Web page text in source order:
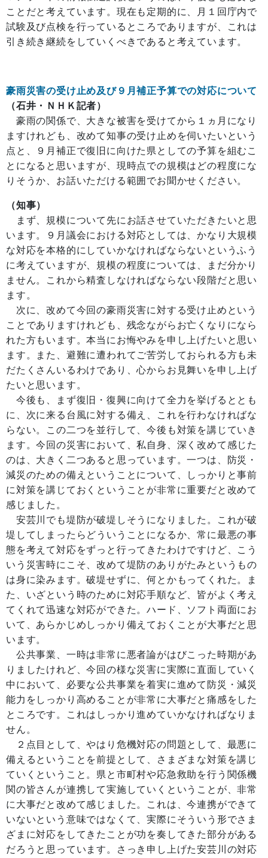
ことだと考えています。現在も定期的に、月１回庁内で
試験及び点検を行っているところでありますが、これは
引き続き継続をしていくべきであると考えています。
豪雨災害の受け止め及び９月補正予算での対応について
（石井・ＮＨＫ記者）
豪雨の関係で、大きな被害を受けてから１ヵ月になり
ますけれども、改めて知事の受け止めを伺いたいという
点と、９月補正で復旧に向けた県としての予算を組むこ
とになると思いますが、現時点での規模はどの程度にな
りそうか、お話いただける範囲でお聞かせください。
（知事）
まず、規模について先にお話させていただきたいと思
います。９月議会における対応としては、かなり大規模
な対応を本格的にしていかなければならないというふう
に考えていますが、規模の程度については、まだ分かり
ません。これから精査しなければならない段階だと思い
ます。
次に、改めて今回の豪雨災害に対する受け止めという
ことでありますけれども、残念ながらお亡くなりになら
れた方もいます。本当にお悔やみを申し上げたいと思い
ます。また、避難に遭われてご苦労しておられる方も未
だたくさんいるわけであり、心からお見舞いを申し上げ
たいと思います。
今後も、まず復旧・復興に向けて全力を挙げるととも
に、次に来る台風に対する備え、これを行わなければな
らない。この二つを並行して、今後も対策を講じていき
ます。今回の災害において、私自身、深く改めて感じた
のは、大きく二つあると思っています。一つは、防災・
減災のための備えということについて、しっかりと事前
に対策を講じておくということが非常に重要だと改めて
感じました。
安芸川でも堤防が破堤しそうになりました。これが破
堤してしまったらどういうことになるか、常に最悪の事
態を考えて対応をずっと行ってきたわけですけど、こう
いう災害時にこそ、改めて堤防のありがたみというもの
は身に染みます。破堤せずに、何とかもってくれた。ま
た、いざという時のために対応手順など、皆がよく考え
てくれて迅速な対応ができた。ハード、ソフト両面にお
いて、あらかじめしっかり備えておくことが大事だと思
います。
公共事業、一時は非常に悪者論がはびこった時期があ
りましたけれど、今回の様な災害に実際に直面していく
中において、必要な公共事業を着実に進めて防災・減災
能力をしっかり高めることが非常に大事だと痛感をした
ところです。これはしっかり進めていかなければなりま
せん。
２点目として、やはり危機対応の問題として、最悪に
備えるということを前提として、さまざまな対策を講じ
ていくということ。県と市町村や応急救助を行う関係機
関の皆さんが連携して実施していくということが、非常
に大事だと改めて感じました。これは、今連携ができて
いないという意味ではなくて、実際にそういう形でさま
ざまに対応をしてきたことが功を奏してきた部分がある
だろうと思っています。さっき申し上げた安芸川の対応